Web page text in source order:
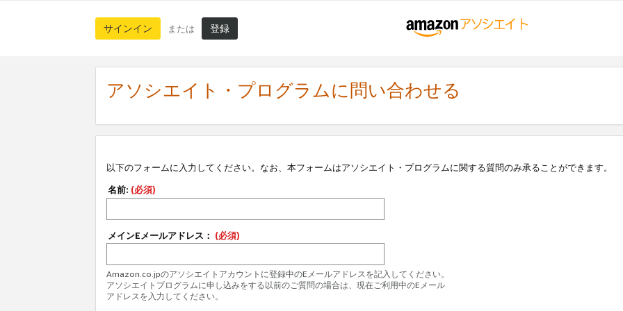
サインイン または 登録
アソシエイト・プログラムに問い合わせる
以下のフォームに入力してください。なお、本フォームはアソシエイト・プログラムに関する質問のみ承ることができます。
名前: (必須)
メインEメールアドレス： (必須)
Amazon.co.jpのアソシエイトアカウントに登録中のEメールアドレスを記入してください。
アソシエイトプログラムに申し込みをする以前のご質問の場合は、現在ご利用中のEメール
アドレスを入力してください。